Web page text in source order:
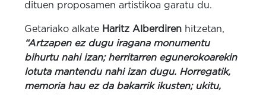
dituen proposamen artistikoa garatu du.
Getariako alkate Haritz Alberdirenhitzetan,
“Artzapen ez dugu iragana monumentu
bihurtu nahi izan; herritarren egunerokoarekin
lotuta mantendu nahi izan dugu. Horregatik,
memoria hau ez da bakarrik ikusten; ukitu,